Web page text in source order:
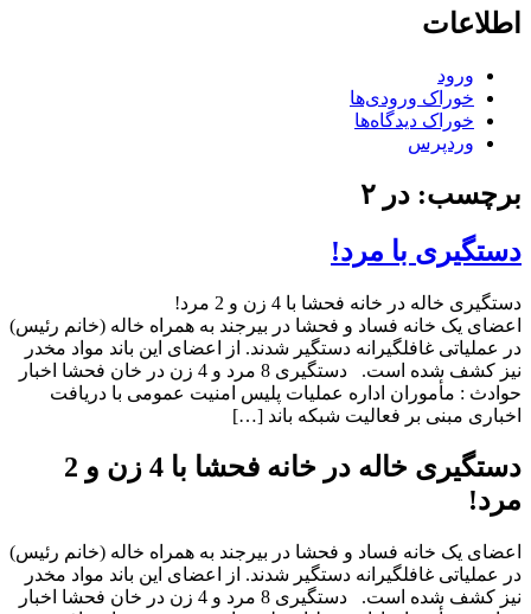
اطلاعات
ورود
خوراک ورودی‌ها
خوراک دیدگاه‌ها
وردپرس
برچسب: در ۲
دستگیری با مرد!
دستگیری خاله در خانه فحشا با 4 زن و 2 مرد!
اعضای یک خانه فساد و فحشا در بیرجند به همراه خاله (خانم رئیس)
در عملیاتی غافلگیرانه دستگیر شدند. از اعضای این باند مواد مخدر
نیز کشف شده است. دستگیری 8 مرد و 4 زن در خان فحشا اخبار
حوادث : مأموران اداره عملیات پلیس امنیت عمومی با دریافت
اخباری مبنی بر فعالیت شبکه‌ باند […]
دستگیری خاله در خانه فحشا با 4 زن و 2
مرد!
اعضای یک خانه فساد و فحشا در بیرجند به همراه خاله (خانم رئیس)
در عملیاتی غافلگیرانه دستگیر شدند. از اعضای این باند مواد مخدر
نیز کشف شده است. دستگیری 8 مرد و 4 زن در خان فحشا اخبار